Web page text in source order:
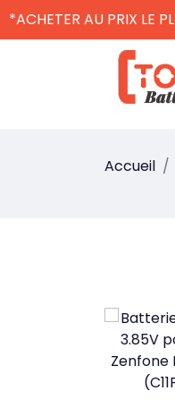
*ACHETER AU PRIX LE
Accueil